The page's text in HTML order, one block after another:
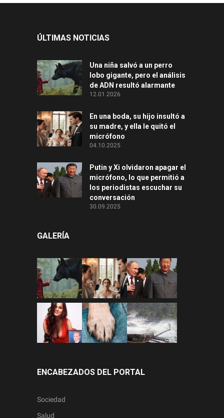
ÚLTIMAS NOTICIAS
Una niña salvó a un perro
lobo gigante, pero el análisis
de ADN resultó alarmante
12.01.2026
En una boda, su hijo insultó a
su madre, y ella le quitó el
micrófono
04.10.2025
Putin y Xi olvidaron apagar el
micrófono, lo que permitió a
los periodistas escuchar su
conversación
30.09.2025
GALERÍA
ENCABEZADOS DEL PORTAL
Sociedad
Salud